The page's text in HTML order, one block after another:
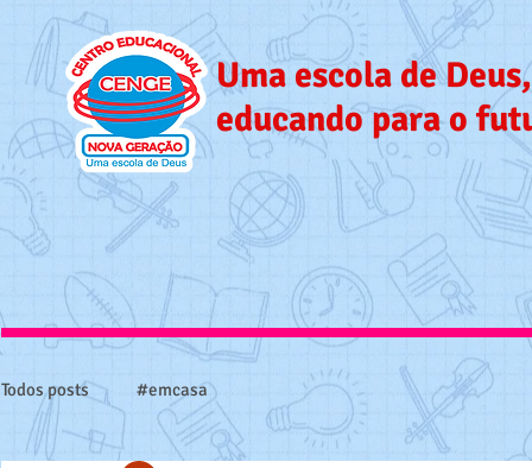
Uma escola de Deus,
educando para o
Todos posts #emcasa